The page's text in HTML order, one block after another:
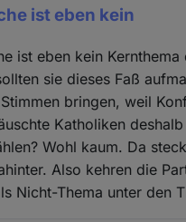
ist eben kein
ist eben kein Kernthema
sie dieses Faß
bringen, weil
Katholiken
Wohl kaum. Da
Also kehren die
Nicht-Thema unter den